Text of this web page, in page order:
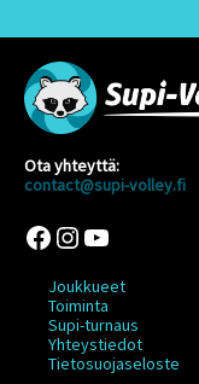
Ota yhteyttä:
contact@supi-volley.fi
Facebook
Instagram
YouTube
Joukkueet
Toiminta
Supi-turnaus
Yhteystiedot
Tietosuojaseloste